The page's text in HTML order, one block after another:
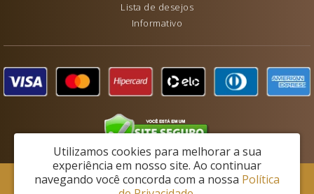
Lista de desejos
Informativo
Lechantie Ltda - CNPJ: 28.453.807/0001-07
Utilizamos cookies para melhorar a sua
experiência em nosso site. Ao continuar
navegando você concorda com a nossa Política